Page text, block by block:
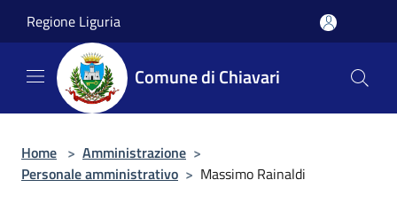
Regione Liguria
Comune di Chiavari
Home > Amministrazione >
Personale amministrativo > Massimo Rainaldi